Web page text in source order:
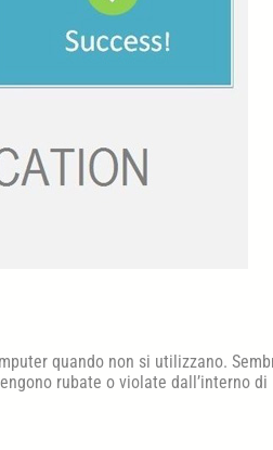
quando non si utilizzano.
rubate o violate dall’interno di